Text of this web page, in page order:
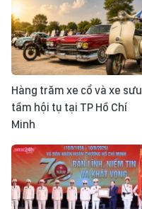
Hàng trăm xe cổ và xe sưu
tầm hội tụ tại TP Hồ Chí
Minh